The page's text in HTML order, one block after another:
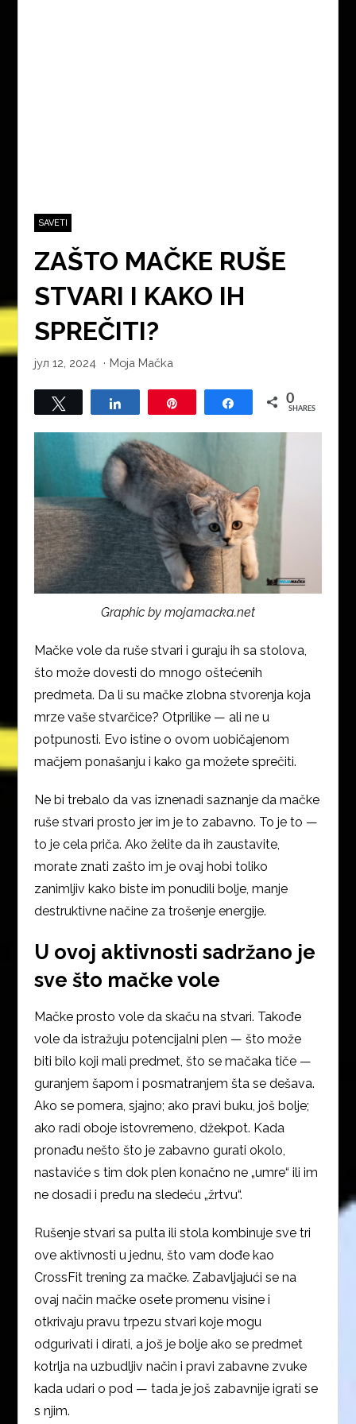
SAVETI
ZAŠTO MAČKE RUŠE
STVARI I KAKO IH
SPREČITI?
јул 12, 2024 · Moja Mačka
Share 0
SHARES
Graphic by mojamacka.net
Mačke vole da ruše stvari i guraju ih sa stolova,
što može dovesti do mnogo oštećenih
predmeta. Da li su mačke zlobna stvorenja koja
mrze vaše stvarčice? Otprilike — ali ne u
potpunosti. Evo istine o ovom uobičajenom
mačjem ponašanju i kako ga možete sprečiti.
Ne bi trebalo da vas iznenadi saznanje da mačke
ruše stvari prosto jer im je to zabavno. To je to —
to je cela priča. Ako želite da ih zaustavite,
morate znati zašto im je ovaj hobi toliko
zanimljiv kako biste im ponudili bolje, manje
destruktivne načine za trošenje energije.
U ovoj aktivnosti sadržano je
sve što mačke vole
Mačke prosto vole da skaču na stvari. Takođe
vole da istražuju potencijalni plen — što može
biti bilo koji mali predmet, što se mačaka tiče —
guranjem šapom i posmatranjem šta se dešava.
Ako se pomera, sjajno; ako pravi buku, još bolje;
ako radi oboje istovremeno, džekpot. Kada
pronađu nešto što je zabavno gurati okolo,
nastaviće s tim dok plen konačno ne „umre“ ili im
ne dosadi i pređu na sledeću „žrtvu“.
Rušenje stvari sa pulta ili stola kombinuje sve tri
ove aktivnosti u jednu, što vam dođe kao
CrossFit trening za mačke. Zabavljajući se na
ovaj način mačke osete promenu visine i
otkrivaju pravu trpezu stvari koje mogu
odgurivati i dirati, a još je bolje ako se predmet
kotrlja na uzbudljiv način i pravi zabavne zvuke
kada udari o pod — tada je još zabavnije igrati se
s njim.